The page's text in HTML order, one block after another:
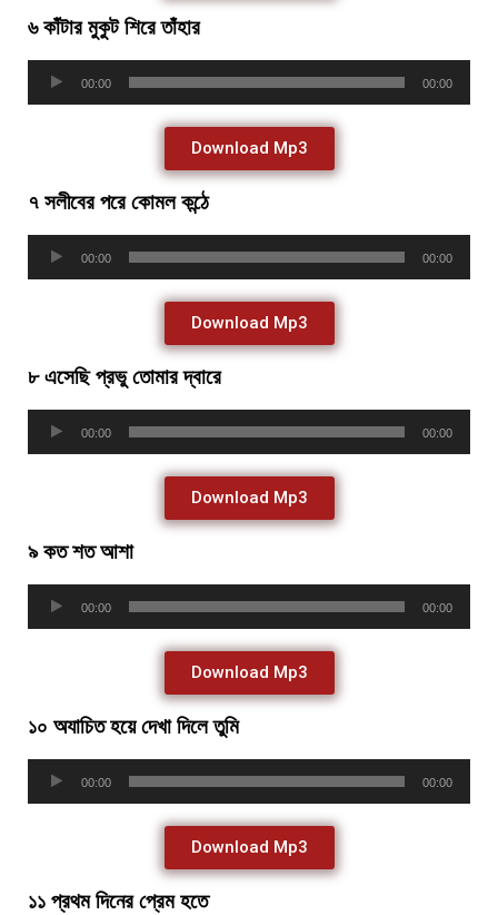
৬ কাঁটার মুকুট শিরে তাঁহার
00:00 00:00
Download Mp3
৭ সলীবের পরে কোমল কন্ঠে
00:00 00:00
Download Mp3
৮ এসেছি প্রভু তোমার দ্বারে
00:00 00:00
Download Mp3
৯ কত শত আশা
00:00 00:00
Download Mp3
১০ অযাচিত হয়ে দেখা দিলে তুমি
00:00 00:00
Download Mp3
১১ প্রথম দিনের প্রেম হতে